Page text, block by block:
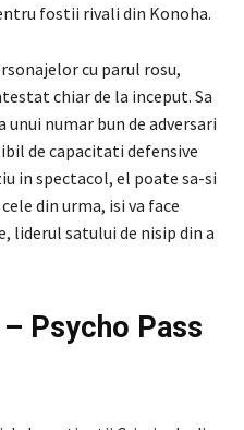
fostii rivali din Konoha.
cu parul rosu,
chiar de la inceput. Sa
numar bun de adversari
de capacitati defensive
in spectacol, el poate sa-si
din urma, isi va face
liderul satului de nisip din a
Psycho Pass